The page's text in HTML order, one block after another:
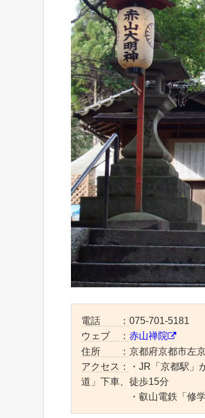
電話 ： 075-701-5181
ウェブ ： 赤山禅院
住所 ： 京都府京都市左
アクセス：
・JR「京都駅」
道」下車、徒歩15分
・叡山電鉄「修学院